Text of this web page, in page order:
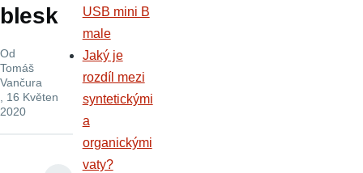
blesk
Od
Tomáš
Vančura
, 16 Květen
2020
USB mini B
male
Jaký je
rozdíl mezi
syntetickými
a
organickými
vaty?